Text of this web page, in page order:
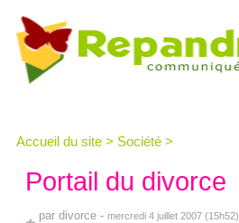
Accueil du site > Société >
Portail du divorce
par divorce - mercredi 4 juillet 2007 (15h52)